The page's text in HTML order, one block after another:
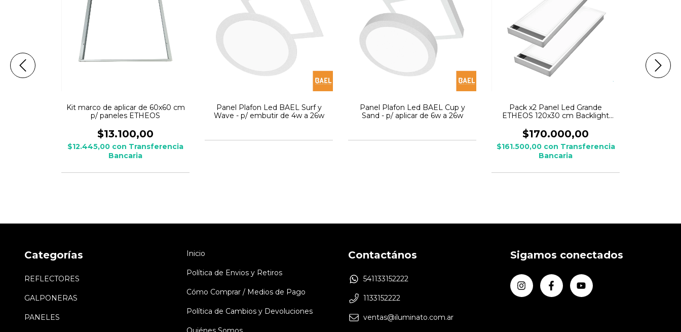
Kit marco de aplicar de 60x60 cm
p/ paneles ETHEOS
$13.100,00
$12.445,00 con Transferencia
Bancaria
Panel Plafon Led BAEL Surf y
Wave - p/ embutir de 4w a 26w
Panel Plafon Led BAEL Cup y
Sand - p/ aplicar de 6w a 26w
Pack x2 Panel Led Grande
ETHEOS 120x30 cm Backlight
$170.000,00
$161.500,00 con Transferencia
Bancaria
Categorías
REFLECTORES
GALPONERAS
PANELES
Inicio
Política de Envios y Retiros
Cómo Comprar / Medios de Pago
Política de Cambios y Devoluciones
Contactános
541133152222
1133152222
ventas@iluminato.com.ar
Sigamos conectados